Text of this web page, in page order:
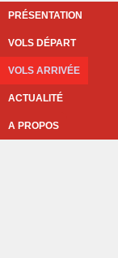
PRÉSENTATION
VOLS DÉPART
VOLS ARRIVÉE
ACTUALITÉ
A PROPOS